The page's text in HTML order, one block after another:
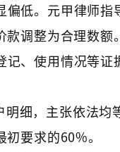
低。元甲律师
调整为合理数额。
、使用情况等
细，主张依法均
要求的60%。